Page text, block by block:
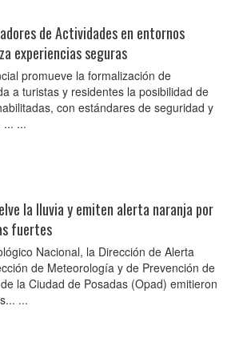
de Actividades en entornos
experiencias seguras
promueve la formalización de
a turistas y residentes la posibilidad de
con estándares de seguridad y
... ...
la lluvia y emiten alerta naranja por
fuertes
Nacional, la Dirección de Alerta
de Meteorología y de Prevención de
la Ciudad de Posadas (Opad) emitieron
...